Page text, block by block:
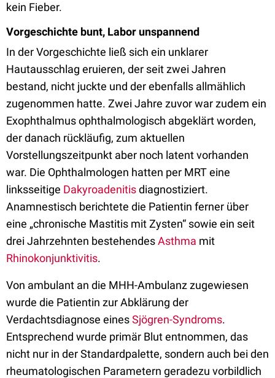
kein Fieber.
Vorgeschichte bunt, Labor unspannend
In der Vorgeschichte ließ sich ein unklarer
Hautausschlag eruieren, der seit zwei Jahren
bestand, nicht juckte und der ebenfalls allmählich
zugenommen hatte. Zwei Jahre zuvor war zudem ein
Exophthalmus ophthalmologisch abgeklärt worden,
der danach rückläufig, zum aktuellen
Vorstellungszeitpunkt aber noch latent vorhanden
war. Die Ophthalmologen hatten per MRT eine
linksseitige Dakyroadenitisdiagnostiziert.
Anamnestisch berichtete die Patientin ferner über
eine „chronische Mastitis mit Zysten“ sowie ein seit
drei Jahrzehnten bestehendesAsthma mit
Rhinokonjunktivitis.
Von ambulant an die MHH-Ambulanz zugewiesen
wurde die Patientin zur Abklärung der
Verdachtsdiagnose einesSjögren-Syndroms.
Entsprechend wurde primär Blut entnommen, das
nicht nur in der Standardpalette, sondern auch bei den
rheumatologischen Parametern geradezu vorbildlich